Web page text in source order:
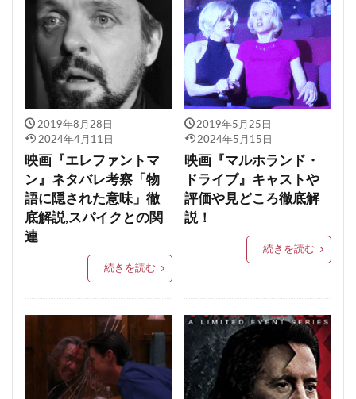
2019年8月28日
2024年4月11日
映画『エレファントマ
ン』ネタバレ考察「物
語に隠された意味」徹
底解説,スパイクとの関
連
続きを読む
2019年5月25日
2024年5月15日
映画『マルホランド・
ドライブ』キャストや
評価や見どころ徹底解
説！
続きを読む